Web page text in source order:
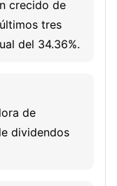
the Company to
solutions
single- and multi-
end mutual
separate
other pooled
crecido de
tres
del 34.36%.
de
dividendos